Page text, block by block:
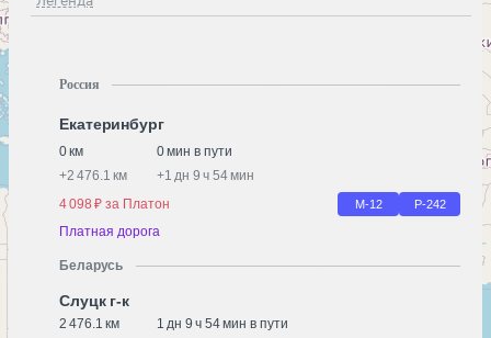
Россия
Екатеринбург
0 км
0 мин в пути
+2 476.1 км +1 дн 9 ч 54 мин
4 098 ₽ за Платон
М-12 Р-242
Платная дорога
Беларусь
Слуцк г-к
2 476.1 км 1 дн 9 ч 54 мин в пути